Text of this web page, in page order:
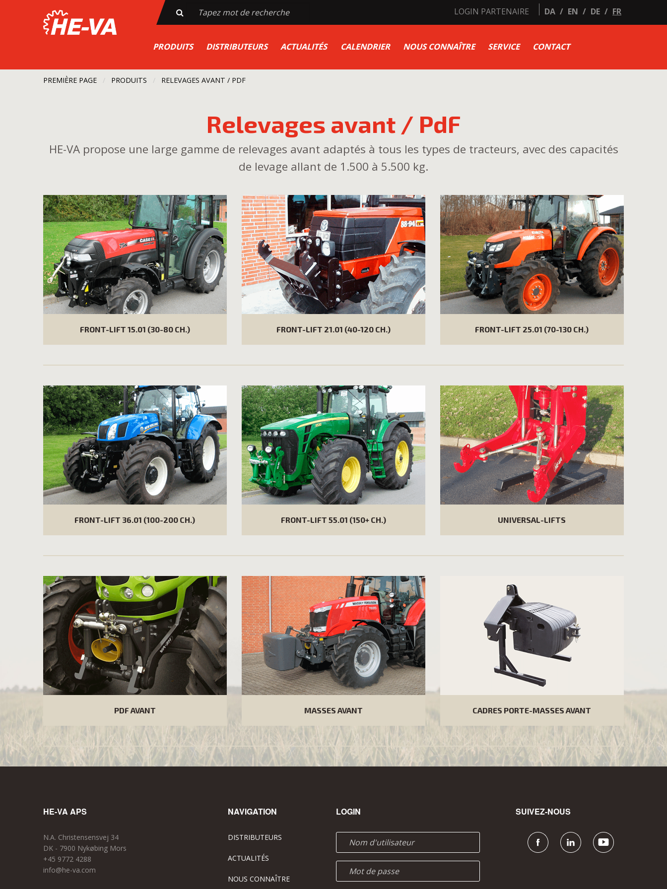
LOGIN PARTENAIRE DA / EN / DE / FR
PRODUITS DISTRIBUTEURS ACTUALITÉS CALENDRIER NOUS CONNAÎTRE SERVICE CONTACT
PREMIÈRE PAGE PRODUITS CURRENT:
RELEVAGES AVANT / PDF
Relevages avant / PdF
HE-VA propose une large gamme de relevages avant adaptés à tous les types de tracteurs, avec des capacités
de levage allant de 1.500 à 5.500 kg.
FRONT-LIFT 15.01 (30-80 CH.) FRONT-LIFT 21.01 (40-120 CH.) FRONT-LIFT 25.01 (70-130 CH.)
FRONT-LIFT 36.01 (100-200 CH.) FRONT-LIFT 55.01 (150+ CH.) UNIVERSAL-LIFTS
PDF AVANT MASSES AVANT CADRES PORTE-MASSES AVANT
HE-VA APS
N.A. Christensensvej 34
DK - 7900 Nykøbing Mors
+45 9772 4288
info@he-va.com
NAVIGATION
DISTRIBUTEURS
ACTUALITÉS
NOUS CONNAÎTRE
LOGIN SUIVEZ-NOUS